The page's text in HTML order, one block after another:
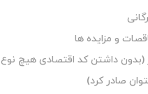
و مزایده ها
(بدون داشتن کد اقتصادی هیچ نوع
صادر کرد)